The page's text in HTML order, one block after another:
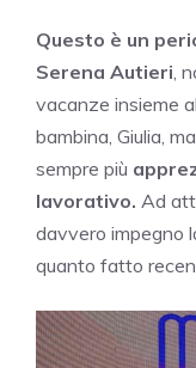
Questo è un
Serena Autieri ,
vacanze insieme
bambina, Giulia,
sempre più
lavorativo. Ad
davvero impegno
quanto fatto